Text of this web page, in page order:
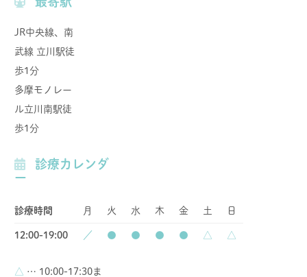
JR中央線、南
武線 立川駅徒
歩1分
多摩モノレー
ル立川南駅徒
歩1分
診療カレンダ
ー
診療時間 月 火 水 木 金 土 日
12:00-19:00 ／ ● ● ● ● △ △
△ … 10:00-17:30ま